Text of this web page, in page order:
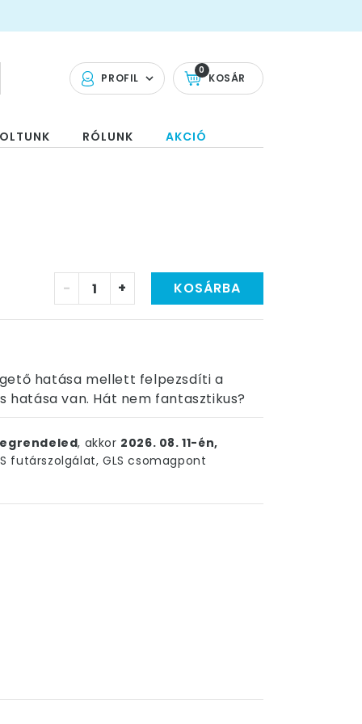
PROFIL KOSÁR
0
RÓLUNK AKCIÓ
- + KOSÁRBA
hatása mellett felpezsdíti a
hatása van. Hát nem fantasztikus?
, akkor 2026. 08. 11-én,
futárszolgálat, GLS csomagpont